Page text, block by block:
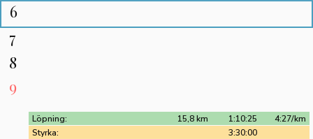
6
7
8
9
Löpning: 4:27/km
1:10:25
15,8 km
Styrka:
3:30:00